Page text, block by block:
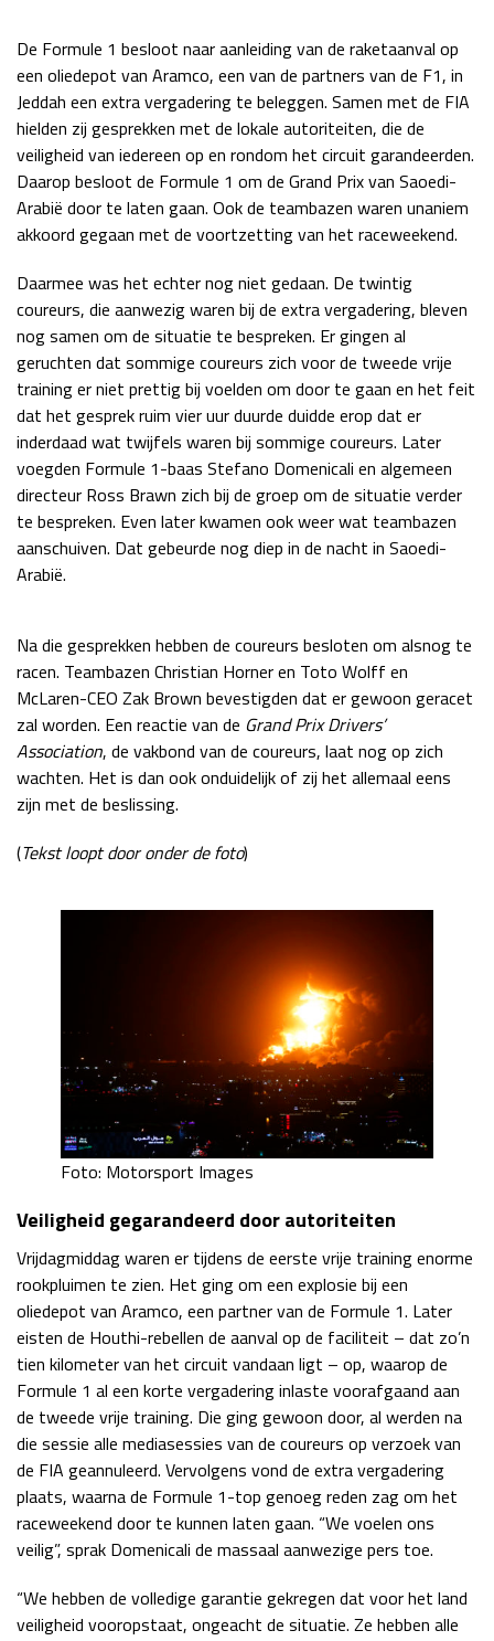
GP MEXICO 2026 30 okt - 01 nov
Kwalificatie
za 22:00 - 23:00
Race
zo 21:00 - 23:00
LAS VEGAS GRAND PRIX 2026 20 - 22 nov
Kwalificatie
za 05:00 - 06:00
GP QATAR 2026 27 - 29 nov
Kwalificatie
za 19:00 - 20:00
Race
zo 17:00 - 19:00
GP ABU DHABI 2026 04 - 06 dec
Kwalificatie
za 15:00 - 16:00
Race
zo 14:00 - 16:00
De Formule 1 besloot naar aanleiding van de raketaanval op
een oliedepot van Aramco, een van de partners van de F1, in
Jeddah een extra vergadering te beleggen. Samen met de FIA
hielden zij gesprekken met de lokale autoriteiten, die de
veiligheid van iedereen op en rondom het circuit garandeerden.
Daarop besloot de Formule 1 om de Grand Prix van Saoedi-
Arabië door te laten gaan. Ook de teambazen waren unaniem
akkoord gegaan met de voortzetting van het raceweekend.
Daarmee was het echter nog niet gedaan. De twintig
coureurs, die aanwezig waren bij de extra vergadering, bleven
nog samen om de situatie te bespreken. Er gingen al
geruchten dat sommige coureurs zich voor de tweede vrije
training er niet prettig bij voelden om door te gaan en het feit
dat het gesprek ruim vier uur duurde duidde erop dat er
inderdaad wat twijfels waren bij sommige coureurs. Later
voegden Formule 1-baas Stefano Domenicali en algemeen
directeur Ross Brawn zich bij de groep om de situatie verder
te bespreken. Even later kwamen ook weer wat teambazen
aanschuiven. Dat gebeurde nog diep in de nacht in Saoedi-
Arabië.
Na die gesprekken hebben de coureurs besloten om alsnog te
racen. Teambazen Christian Horner en Toto Wolff en
McLaren-CEO Zak Brown bevestigden dat er gewoon geracet
zal worden. Een reactie van de Grand Prix Drivers’
Association, de vakbond van de coureurs, laat nog op zich
wachten. Het is dan ook onduidelijk of zij het allemaal eens
zijn met de beslissing.
(Tekst loopt door onder de foto)
Foto: Motorsport Images
Veiligheid gegarandeerd door autoriteiten
Vrijdagmiddag waren er tijdens de eerste vrije training enorme
rookpluimen te zien. Het ging om een explosie bij een
oliedepot van Aramco, een partner van de Formule 1. Later
eisten de Houthi-rebellen de aanval op de faciliteit – dat zo’n
tien kilometer van het circuit vandaan ligt – op, waarop de
Formule 1 al een korte vergadering inlaste voorafgaand aan
de tweede vrije training. Die ging gewoon door, al werden na
die sessie alle mediasessies van de coureurs op verzoek van
de FIA geannuleerd. Vervolgens vond de extra vergadering
plaats, waarna de Formule 1-top genoeg reden zag om het
raceweekend door te kunnen laten gaan. “We voelen ons
veilig”, sprak Domenicali de massaal aanwezige pers toe.
“We hebben de volledige garantie gekregen dat voor het land
veiligheid vooropstaat, ongeacht de situatie. Ze hebben alle